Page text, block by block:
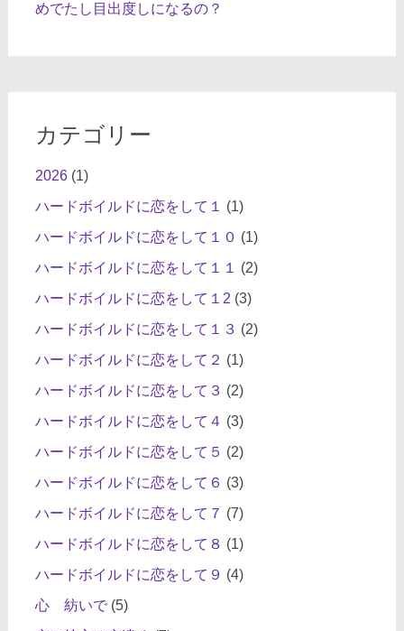
めでたし目出度しになるの？
カテゴリー
2026(1)
ハードボイルドに恋をして１
(1)
ハードボイルドに恋をして１０ (1)
ハードボイルドに恋をして１１
(2)
ハードボイルドに恋をして１2 (3)
ハードボイルドに恋をして１３ (2)
ハードボイルドに恋をして２ (1)
ハードボイルドに恋をして３ (2)
ハードボイルドに恋をして４ (3)
ハードボイルドに恋をして５ (2)
ハードボイルドに恋をして６ (3)
ハードボイルドに恋をして７ (7)
ハードボイルドに恋をして８ (1)
ハードボイルドに恋をして９ (4)
心 紡いで(5)